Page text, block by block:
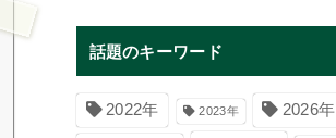
話題のキーワード
2022年 2023年 2026年